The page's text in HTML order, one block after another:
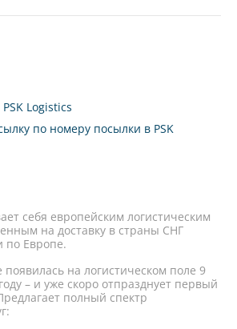
Logistics
себя европейским логистическим
на доставку в страны СНГ
по Европе.
на логистическом поле 9
– и уже скоро отпразднует первый
полный спектр